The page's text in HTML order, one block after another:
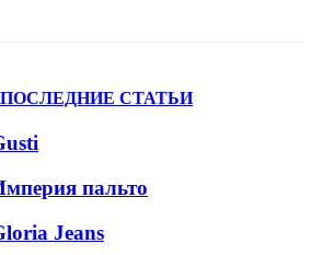
ПОСЛЕДНИЕ СТАТЬИ
пальто
Jeans